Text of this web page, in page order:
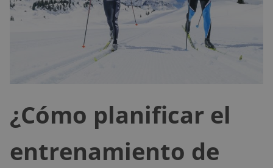
¿Cómo planificar el
entrenamiento de